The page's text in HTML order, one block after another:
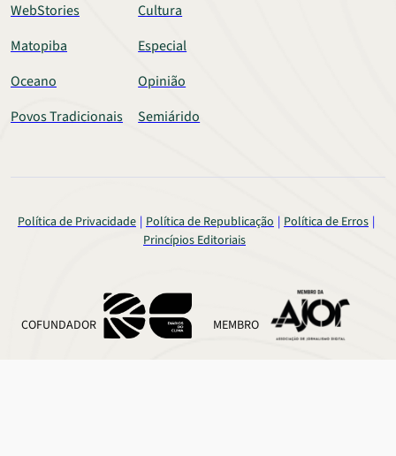
WebStories
Cultura
Matopiba
Especial
Oceano
Opinião
Povos Tradicionais
Semiárido
Política de Privacidade Política de Republicação Política de Erros
Princípios Editoriais
COFUNDADOR MEMBRO